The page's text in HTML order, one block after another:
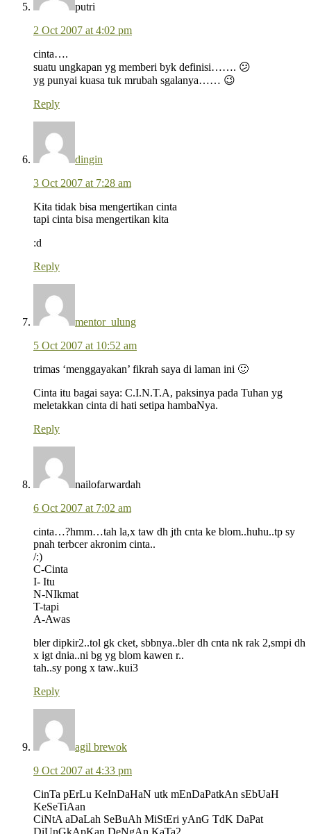
putri
2 Oct 2007 at 4:02 pm
cinta….
suatu ungkapan yg memberi byk definisi……. 😕
yg punyai kuasa tuk mrubah sgalanya…… 😉
Reply
dingin
3 Oct 2007 at 7:28 am
Kita tidak bisa mengertikan cinta
tapi cinta bisa mengertikan kita
:d
Reply
mentor_ulung
5 Oct 2007 at 10:52 am
trimas ‘menggayakan’ fikrah saya di laman ini 🙂
Cinta itu bagai saya: C.I.N.T.A, paksinya pada Tuhan yg
meletakkan cinta di hati setipa hambaNya.
Reply
nailofarwardah
6 Oct 2007 at 7:02 am
cinta…?hmm…tah la,x taw dh jth cnta ke blom..huhu..tp sy
pnah terbcer akronim cinta..
/:)
C-Cinta
I- Itu
N-NIkmat
T-tapi
A-Awas
bler dipkir2..tol gk cket, sbbnya..bler dh cnta nk rak 2,smpi dh
x igt dnia..ni bg yg blom kawen r..
tah..sy pong x taw..kui3
Reply
agil brewok
9 Oct 2007 at 4:33 pm
CinTa pErLu KeInDaHaN utk mEnDaPatkAn sEbUaH
KeSeTiAan
CiNtA aDaLah SeBuAh MiStEri yAnG TdK DaPat